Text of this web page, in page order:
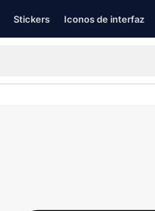
Stickers Iconos de interfaz